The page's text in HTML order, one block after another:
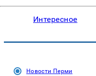
Интересное
Новости Перми